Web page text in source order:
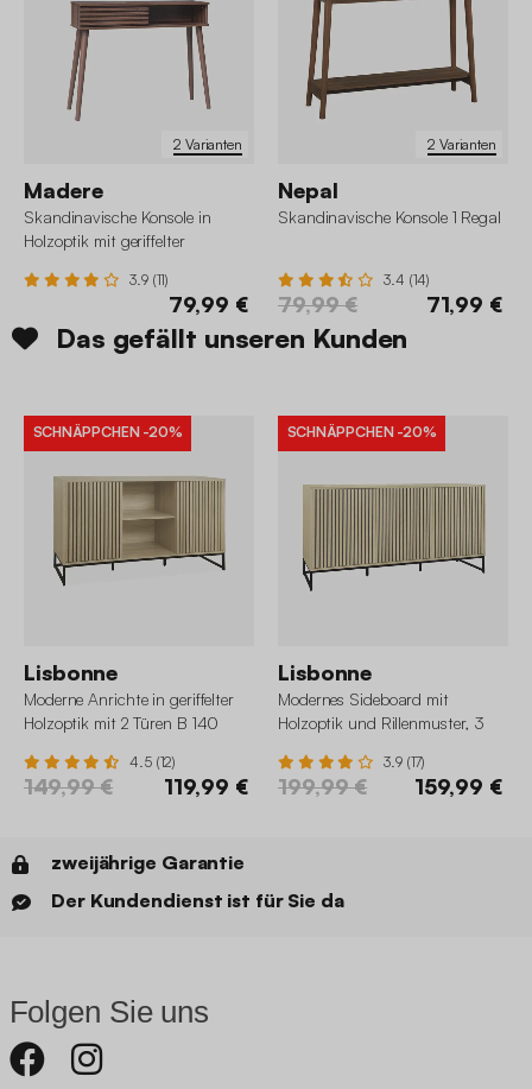
2 Varianten
Madere
Skandinavische Konsole in
Holzoptik mit geriffelter
3.9 (11)
79,99 €
2 Varianten
Nepal
Skandinavische Konsole 1 Regal
3.4 (14)
79,99 € 71,99 €
Das gefällt unseren Kunden
SCHNÄPPCHEN -20%
Lisbonne
Moderne Anrichte in geriffelter
Holzoptik mit 2 Türen B 140
4.5 (12)
149,99 € 119,99 €
SCHNÄPPCHEN -20%
Lisbonne
Modernes Sideboard mit
Holzoptik und Rillenmuster, 3
3.9 (17)
199,99 € 159,99 €
zweijährige Garantie
Der Kundendienst ist für Sie da
Folgen Sie uns